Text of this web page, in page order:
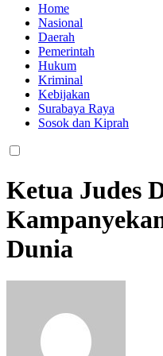
Home
Nasional
Daerah
Pemerintah
Hukum
Kriminal
Kebijakan
Surabaya Raya
Sosok dan Kiprah
Ketua Judes
Dunia